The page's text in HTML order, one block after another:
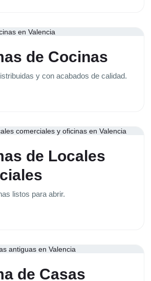
de Cocinas
y con acabados de calidad.
de Locales
listos para abrir.
de Casas